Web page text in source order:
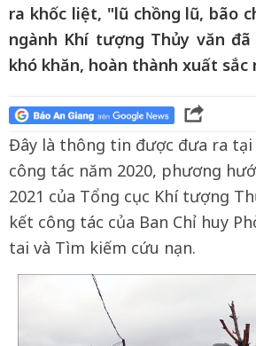
ra khốc liệt, "lũ chồng lũ, bão
ngành Khí tượng Thủy văn
khó khăn, hoàn thành xuất sắc
Đây là thông tin được đưa ra
công tác năm 2020, phương
2021 của Tổng cục Khí tượng
kết công tác của Ban Chỉ huy
tai và Tìm kiếm cứu nạn.